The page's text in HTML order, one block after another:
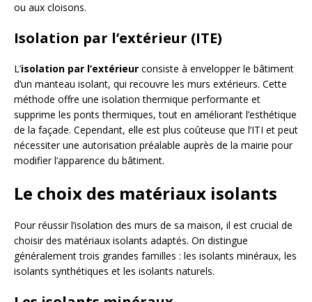
ou aux cloisons.
Isolation par l’extérieur (ITE)
L’isolation par l’extérieur consiste à envelopper le bâtiment
d’un manteau isolant, qui recouvre les murs extérieurs. Cette
méthode offre une isolation thermique performante et
supprime les ponts thermiques, tout en améliorant l’esthétique
de la façade. Cependant, elle est plus coûteuse que l’ITI et peut
nécessiter une autorisation préalable auprès de la mairie pour
modifier l’apparence du bâtiment.
Le choix des matériaux isolants
Pour réussir l’isolation des murs de sa maison, il est crucial de
choisir des matériaux isolants adaptés. On distingue
généralement trois grandes familles : les isolants minéraux, les
isolants synthétiques et les isolants naturels.